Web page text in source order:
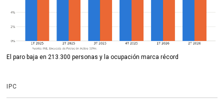
El paro baja en 213.300 personas y la ocupación marca récord
IPC